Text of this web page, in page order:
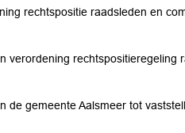
rechtspositie raadsleden en
verordening rechtspositieregeling
de gemeente Aalsmeer tot